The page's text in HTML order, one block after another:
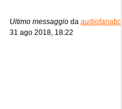
Ultimo messaggio da audiofanatic
31 ago 2018, 18:22